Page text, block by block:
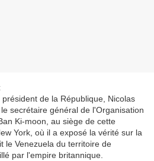
de la République, Nicolas
secrétaire général de l'Organisation
Ki-moon, au siège de cette
York, où il a exposé la vérité sur la
le Venezuela du territoire de
par l'empire britannique.